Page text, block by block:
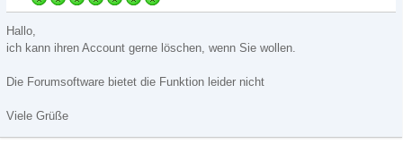
Hallo,
ich kann ihren Account gerne löschen, wenn Sie wollen.
Die Forumsoftware bietet die Funktion leider nicht
Viele Grüße